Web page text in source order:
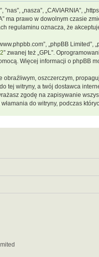
”nas”, „nasza”,
ma prawo w dowolnym
regulaminu oznacza, że
„phpBB
” zwanej też „GPL”.
Więcej informacji o phpBB
oszczerczym,
tej witryny, a twój dostawca
zgodę na zapisywanie
do witryny, podczas